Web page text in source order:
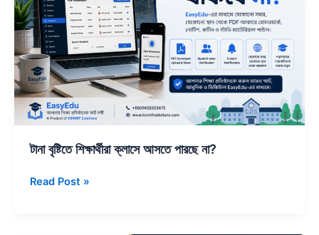
টানা বৃষ্টিতে শিক্ষার্থীরা ক্লাসে আসতে পারছে না?
আসতে
পারছে
না?
Read Post »